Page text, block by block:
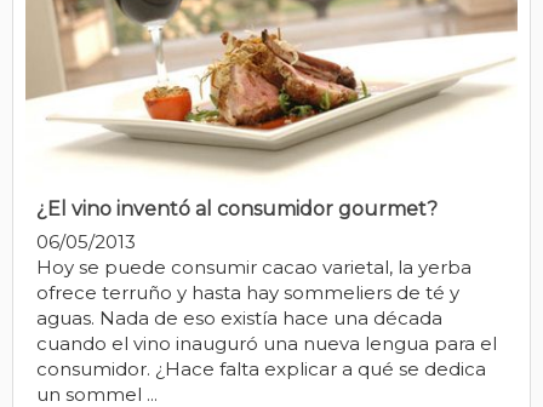
¿El vino inventó al consumidor gourmet?
06/05/2013
Hoy se puede consumir cacao varietal, la yerba
ofrece terruño y hasta hay sommeliers de té y
aguas. Nada de eso existía hace una década
cuando el vino inauguró una nueva lengua para el
consumidor. ¿Hace falta explicar a qué se dedica
un sommel ...